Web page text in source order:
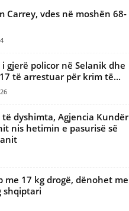
Carrey, vdes në moshën 68-
gjerë policor në Selanik dhe
të arrestuar për krim të...
dyshimta, Agjencia Kundër
nis hetimin e pasurisë së
me 17 kg drogë, dënohet me
shqiptari